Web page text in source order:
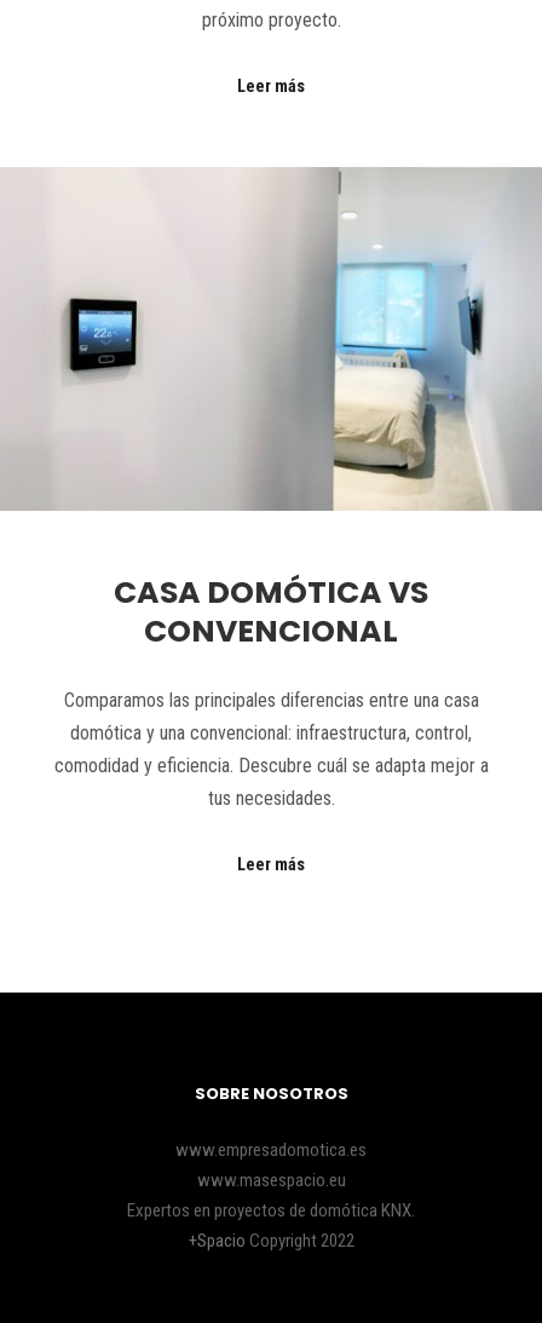
próximo proyecto.
Leer más
CASA DOMÓTICA VS
CONVENCIONAL
Comparamos las principales diferencias entre una casa
domótica y una convencional: infraestructura, control,
comodidad y eficiencia. Descubre cuál se adapta mejor a
tus necesidades.
Leer más
SOBRE NOSOTROS
www.empresadomotica.es
www.masespacio.eu
Expertos en proyectos de domótica KNX.
+Spacio Copyright 2022